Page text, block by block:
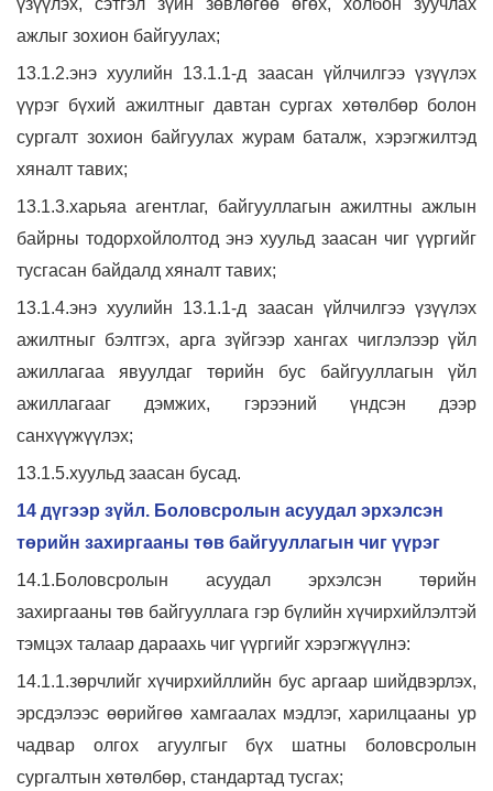
үзүүлэх, сэтгэл зүйн зөвлөгөө өгөх, холбон зуучлах
ажлыг зохион байгуулах;
13.1.2.энэ хуулийн 13.1.1-д заасан үйлчилгээ үзүүлэх
үүрэг бүхий ажилтныг давтан сургах хөтөлбөр болон
сургалт зохион байгуулах журам баталж, хэрэгжилтэд
хяналт тавих;
13.1.3.харьяа агентлаг, байгууллагын ажилтны ажлын
байрны тодорхойлолтод энэ хуульд заасан чиг үүргийг
тусгасан байдалд хяналт тавих;
13.1.4.энэ хуулийн 13.1.1-д заасан үйлчилгээ үзүүлэх
ажилтныг бэлтгэх, арга зүйгээр хангах чиглэлээр үйл
ажиллагаа явуулдаг төрийн бус байгууллагын үйл
ажиллагааг дэмжих, гэрээний үндсэн дээр
санхүүжүүлэх;
13.1.5.хуульд заасан бусад.
14 дүгээр зүйл. Боловсролын асуудал эрхэлсэн
төрийн захиргааны төв байгууллагын чиг үүрэг
14.1.Боловсролын асуудал эрхэлсэн төрийн
захиргааны төв байгууллага гэр бүлийн хүчирхийлэлтэй
тэмцэх талаар дараахь чиг үүргийг хэрэгжүүлнэ:
14.1.1.зөрчлийг хүчирхийллийн бус аргаар шийдвэрлэх,
эрсдэлээс өөрийгөө хамгаалах мэдлэг, харилцааны ур
чадвар олгох агуулгыг бүх шатны боловсролын
сургалтын хөтөлбөр, стандартад тусгах;